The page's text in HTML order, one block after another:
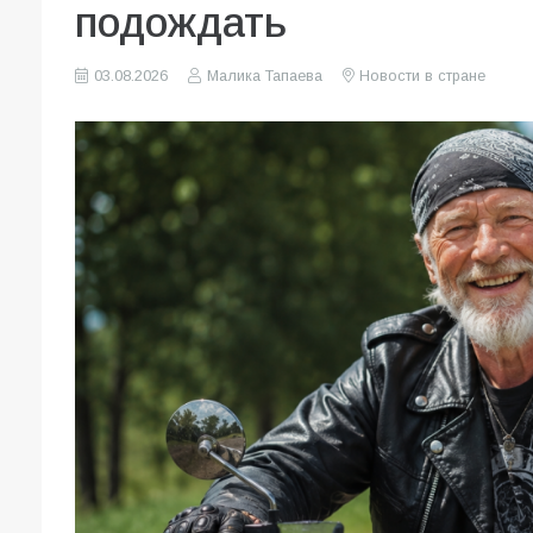
подождать
03.08.2026 Малика Тапаева Новости в стране